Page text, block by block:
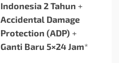
Indonesia 2 Tahun +
Accidental Damage
Protection (ADP) +
Ganti Baru 5×24 Jam*